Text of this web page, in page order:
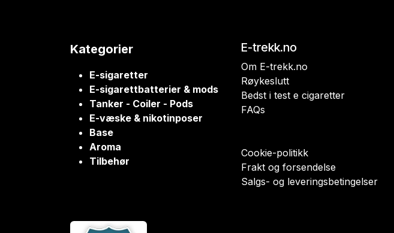
Kategorier
E-sigaretter
E-sigarettbatterier & mods
Tanker - Coiler - Pods
E-væske & nikotinposer
Base
Aroma
Tilbehør
E-trekk.no
Om E-trekk.no
Røykeslutt
Bedst i test e cigaretter
FAQs
Cookie-politikk
Frakt og forsendelse
Salgs- og leveringsbetingelser